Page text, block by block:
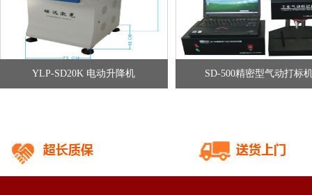
YLP-SD20K 电动升降机 SD-500精密型气动打标